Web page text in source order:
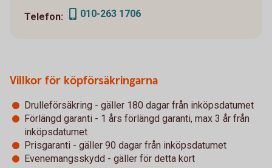
Telefon: 010-263 1706
Villkor för köpförsäkringarna
Drulleförsäkring - gäller 180 dagar från inköpsdatumet
Förlängd garanti - 1 års förlängd garanti, max 3 år från
inköpsdatumet
Prisgaranti - gäller 90 dagar från inköpsdatumet
Evenemangsskydd - gäller för detta kort